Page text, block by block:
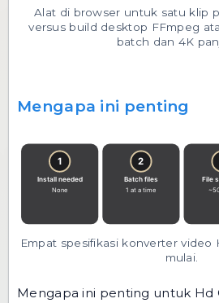
Alat di browser untuk satu klip
versus build desktop FFmpeg
batch dan 4K
Mengapa ini penting
Empat spesifikasi konverter
mulai.
Mengapa ini penting untuk Hd